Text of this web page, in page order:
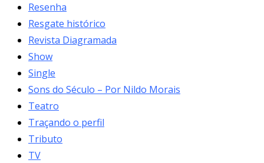
Resenha
Resgate histórico
Revista Diagramada
Show
Single
Sons do Século – Por Nildo Morais
Teatro
Traçando o perfil
Tributo
TV